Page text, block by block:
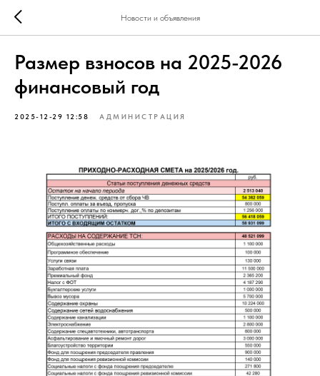
Новости и объявления
Размер взносов на 2025-2026
финансовый год
2025-12-29 12:58 АДМИНИСТРАЦИЯ